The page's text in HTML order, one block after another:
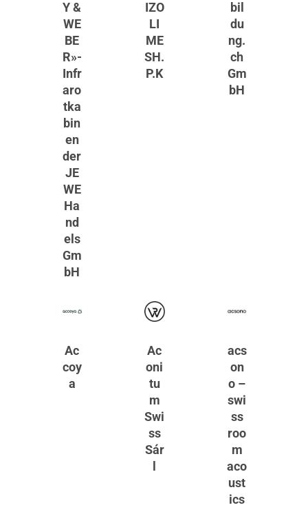
Y &
WE
BE
R»-
Infr
aro
tka
bin
en
der
JE
WE
Ha
nd
els
Gm
bH
IZO
LI
ME
SH.
P.K
bil
du
ng.
ch
Gm
bH
Ac
coy
a
Ac
oni
tu
m
Swi
ss
Sár
acs
on
o –
swi
ss
roo
m
aco
ust
ics